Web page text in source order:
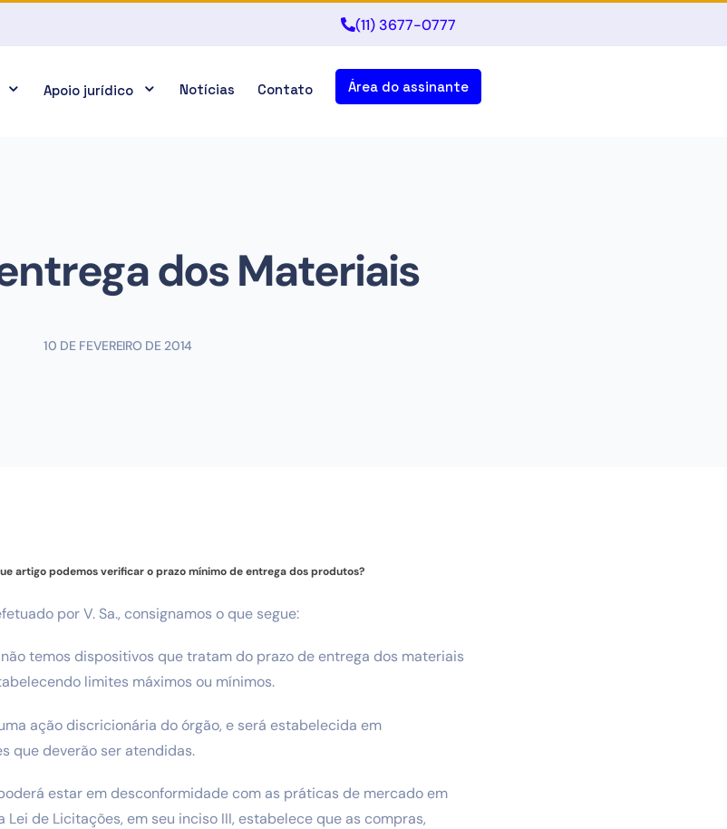
(11) 3677-0777
Apoio jurídico Notícias Contato Área do assinante
dos Materiais
10 DE FEVEREIRO DE 2014
artigo podemos verificar o prazo mínimo de entrega dos produtos?
por V. Sa., consignamos o que segue:
temos dispositivos que tratam do prazo de entrega dos materiais
limites máximos ou mínimos.
ação discricionária do órgão, e será estabelecida em
que deverão ser atendidas.
estar em desconformidade com as práticas de mercado em
Lei de Licitações, em seu inciso III, estabelece que as compras,